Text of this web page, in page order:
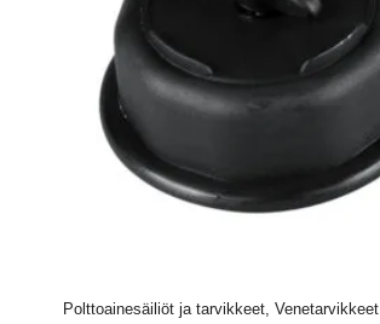
Polttoainesäiliöt ja tarvikkeet, Venetarvikkeet